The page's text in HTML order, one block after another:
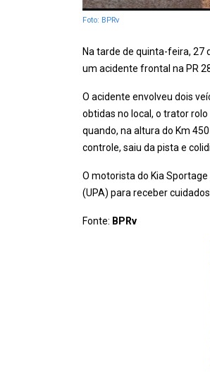
Foto: BPRv
Na tarde de quinta-feira, 27
um acidente frontal na PR
O acidente envolveu dois
obtidas no local, o trator
quando, na altura do Km
controle, saiu da pista e
O motorista do Kia
(UPA) para receber
Fonte: BPRv